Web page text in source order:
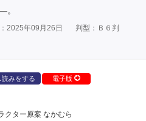
。
2025年09月26日 判型：Ｂ６判
読みをする 電子版
クター原案 なかむら